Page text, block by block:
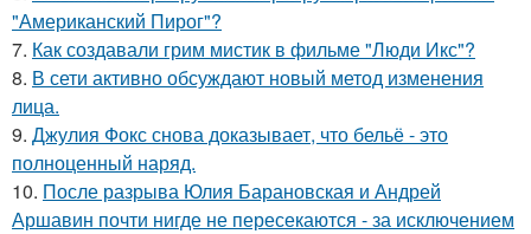
"Американский Пирог"?
7. Как создавали грим мистик в фильме "Люди Икс"?
8. В сети активно обсуждают новый метод изменения
лица.
9. Джулия Фокс снова доказывает, что бельё - это
полноценный наряд.
10. После разрыва Юлия Барановская и Андрей
Аршавин почти нигде не пересекаются - за исключением